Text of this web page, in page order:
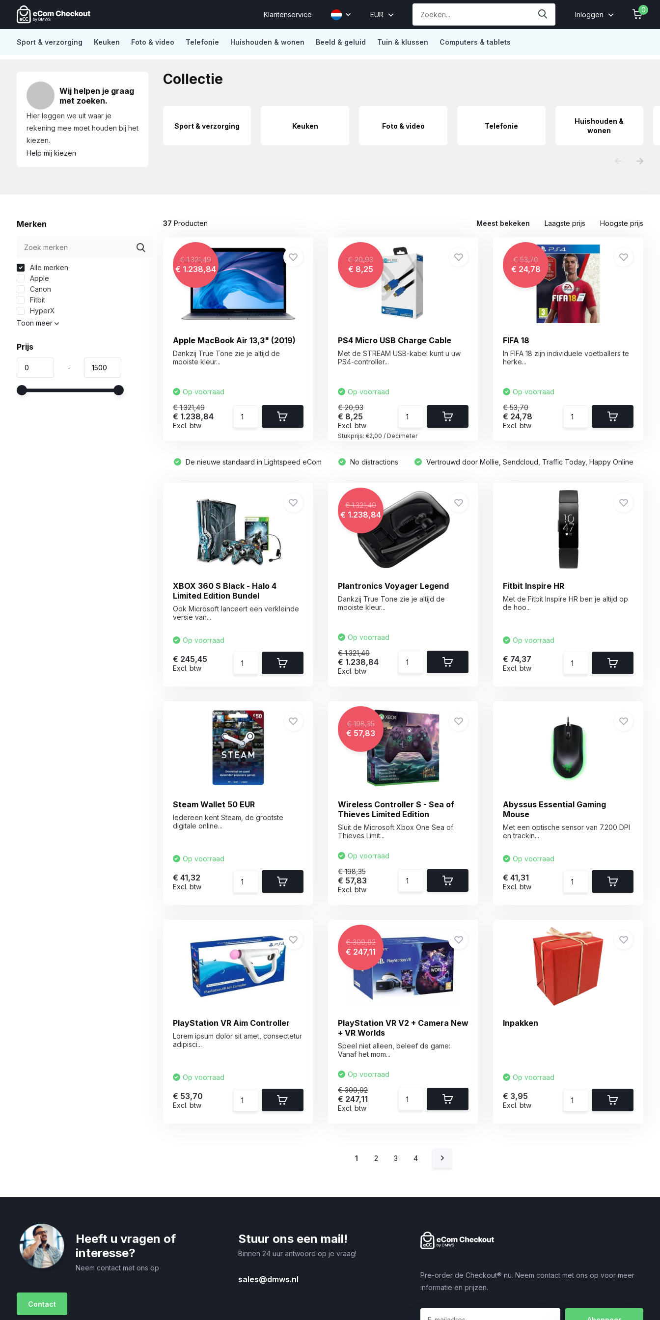
Klantenservice EUR Inloggen
0
Sport & verzorging Keuken Foto & video Telefonie Huishouden & wonen Beeld & geluid Tuin & klussen Computers & tablets
De nieuwe standaard in Lightspeed eCom No distractions Vertrouwd door Mollie, Sendcloud, Traffic Today, Happy Online
Wij helpen je graag
met zoeken.
Hier leggen we uit waar je
rekening mee moet houden bij het
kiezen.
Help mij kiezen
Collectie
Sport & verzorging Keuken Foto & video Telefonie
Huishouden &
wonen
Merken
Alle merken
Apple
Canon
Fitbit
HyperX
Toon meer
Prijs
-
37 Producten Meest bekeken Laagste prijs Hoogste prijs
€ 1.321,49
€ 1.238,84
Apple MacBook Air 13,3" (2019)
Dankzij True Tone zie je altijd de
mooiste kleur...
Op voorraad
€ 1.321,49
€ 1.238,84
Excl. btw
€ 20,93
€ 8,25
PS4 Micro USB Charge Cable
Met de STREAM USB-kabel kunt u uw
PS4-controller...
Op voorraad
€ 20,93
€ 8,25
Excl. btw
Stukprijs: €2,00 / Decimeter
€ 53,70
€ 24,78
FIFA 18
In FIFA 18 zijn individuele voetballers te
herke...
Op voorraad
€ 53,70
€ 24,78
Excl. btw
De nieuwe standaard in Lightspeed eCom No distractions Vertrouwd door Mollie, Sendcloud, Traffic Today, Happy Online
XBOX 360 S Black - Halo 4
Limited Edition Bundel
Ook Microsoft lanceert een verkleinde
versie van...
Op voorraad
€ 245,45
Excl. btw
€ 1.321,49
€ 1.238,84
Plantronics Voyager Legend
Dankzij True Tone zie je altijd de
mooiste kleur...
Op voorraad
€ 1.321,49
€ 1.238,84
Excl. btw
Fitbit Inspire HR
Met de Fitbit Inspire HR ben je altijd op
de hoo...
Op voorraad
€ 74,37
Excl. btw
Steam Wallet 50 EUR
Iedereen kent Steam, de grootste
digitale online...
Op voorraad
€ 41,32
Excl. btw
€ 198,35
€ 57,83
Wireless Controller S - Sea of
Thieves Limited Edition
Sluit de Microsoft Xbox One Sea of
Thieves Limit...
Op voorraad
€ 198,35
€ 57,83
Excl. btw
Abyssus Essential Gaming
Mouse
Met een optische sensor van 7.200 DPI
en trackin...
Op voorraad
€ 41,31
Excl. btw
PlayStation VR Aim Controller
Lorem ipsum dolor sit amet, consectetur
adipisci...
Op voorraad
€ 53,70
Excl. btw
€ 309,92
€ 247,11
PlayStation VR V2 + Camera New
+ VR Worlds
Speel niet alleen, beleef de game:
Vanaf het mom...
Op voorraad
€ 309,92
€ 247,11
Excl. btw
Inpakken
Op voorraad
€ 3,95
Excl. btw
1 2 3 4
Heeft u vragen of
interesse?
Neem contact met ons op
Contact
Stuur ons een mail!
Binnen 24 uur antwoord op je vraag!
sales@dmws.nl
Pre-order de Checkout® nu. Neem contact met ons op voor meer
informatie en prijzen.